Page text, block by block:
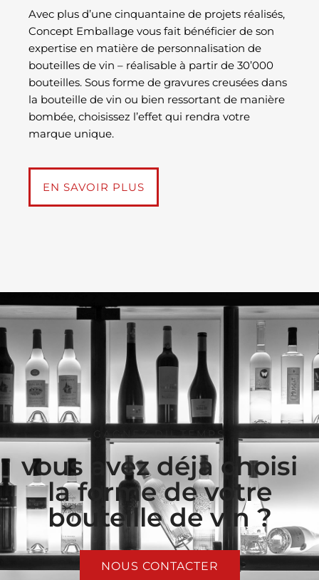
Avec plus d’une cinquantaine de projets réalisés,
Concept Emballage vous fait bénéficier de son
expertise en matière de personnalisation de
bouteilles de vin – réalisable à partir de 30’000
bouteilles. Sous forme de gravures creusées dans
la bouteille de vin ou bien ressortant de manière
bombée, choisissez l’effet qui rendra votre
marque unique.
EN SAVOIR PLUS
GAGNEZ DU TEMPS
vous avez déjà choisi
la forme de votre
bouteille de vin ?
NOUS CONTACTER